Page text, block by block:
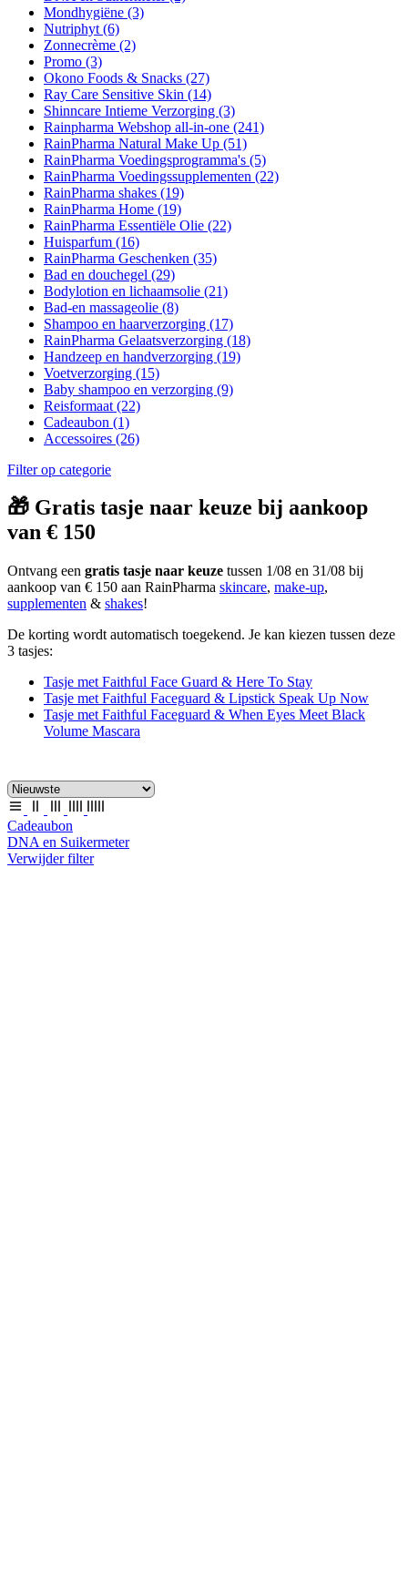
Mondhygiëne (3)
Nutriphyt (6)
Zonnecrème (2)
Promo (3)
Okono Foods & Snacks (27)
Ray Care Sensitive Skin (14)
Shinncare Intieme Verzorging (3)
Rainpharma Webshop all-in-one (241)
RainPharma Natural Make Up (51)
RainPharma Voedingsprogramma's (5)
RainPharma Voedingssupplementen (22)
RainPharma shakes (19)
RainPharma Home (19)
RainPharma Essentiële Olie (22)
Huisparfum (16)
RainPharma Geschenken (35)
Bad en douchegel (29)
Bodylotion en lichaamsolie (21)
Bad-en massageolie (8)
Shampoo en haarverzorging (17)
RainPharma Gelaatsverzorging (18)
Handzeep en handverzorging (19)
Voetverzorging (15)
Baby shampoo en verzorging (9)
Reisformaat (22)
Cadeaubon (1)
Accessoires (26)
Filter op categorie
🎁 Gratis tasje naar keuze bij aankoop
van € 150
Ontvang een gratis tasje naar keuze tussen 1/08 en 31/08 bij
aankoop van € 150 aan RainPharma skincare, make-up,
supplementen & shakes!
De korting wordt automatisch toegekend. Je kan kiezen tussen deze
3 tasjes:
Tasje met Faithful Face Guard & Here To Stay
Tasje met Faithful Faceguard & Lipstick Speak Up Now
Tasje met Faithful Faceguard & When Eyes Meet Black
Volume Mascara
Cadeaubon
DNA en Suikermeter
Verwijder filter